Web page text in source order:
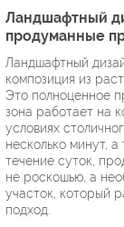
Ландшафтный
продуманные
Ландшафтный
композиция из
Это полноценное
зона работает на
условиях
несколько минут,
течение суток,
не роскошью, а
участок, который
подход.